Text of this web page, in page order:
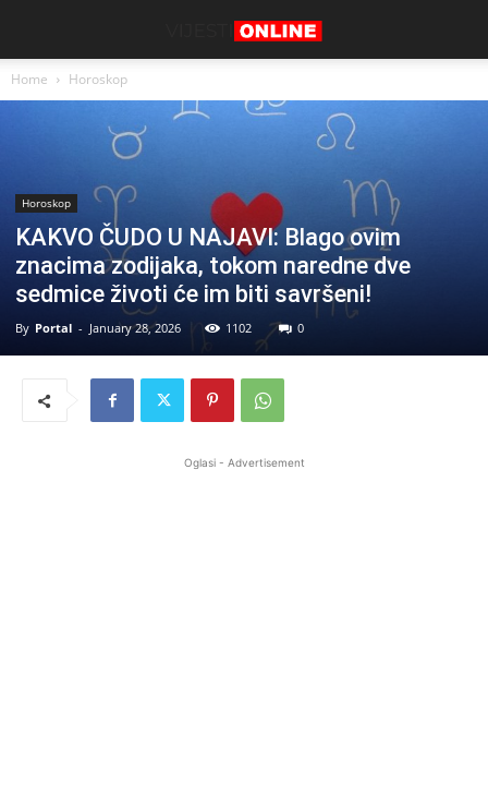
Home Horoskop
Horoskop
KAKVO ČUDO U NAJAVI: Blago ovim
znacima zodijaka, tokom naredne dve
sedmice životi će im biti savršeni!
By Portal - January 28, 2026 1102 0
Oglasi - Advertisement